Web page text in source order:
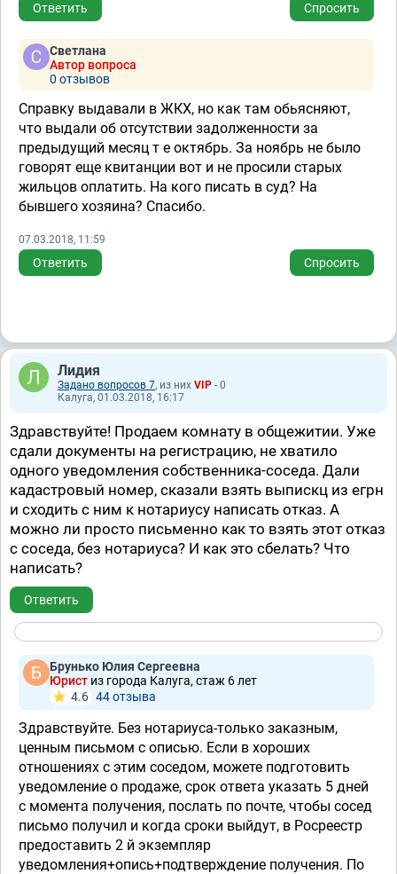
Ответить Спросить
Светлана
Автор вопроса
0 отзывов
Справку выдавали в ЖКХ, но как там обьясняют,
что выдали об отсутствии задолженности за
предыдущий месяц т е октябрь. За ноябрь не было
говорят еще квитанции вот и не просили старых
жильцов оплатить. На кого писать в суд? На
бывшего хозяина? Спасибо.
07.03.2018, 11:59
Ответить Спросить
Лидия
Задано вопросов 7, из них VIP - 0
Калуга, 01.03.2018, 16:17
Здравствуйте! Продаем комнату в общежитии. Уже
сдали документы на регистрацию, не хватило
одного уведомления собственника-соседа. Дали
кадастровый номер, сказали взять выпискц из егрн
и сходить с ним к нотариусу написать отказ. А
можно ли просто письменно как то взять этот отказ
с соседа, без нотариуса? И как это сбелать? Что
написать?
Ответить
Брунько Юлия Сергеевна
Юрист из города Калуга, стаж 6 лет
4.6 44 отзывa
Здравствуйте. Без нотариуса-только заказным,
ценным письмом с описью. Если в хороших
отношениях с этим соседом, можете подготовить
уведомление о продаже, срок ответа указать 5 дней
с момента получения, послать по почте, чтобы сосед
письмо получил и когда сроки выйдут, в Росреестр
предоставить 2 й экземпляр
уведомления+опись+подтверждение получения. По